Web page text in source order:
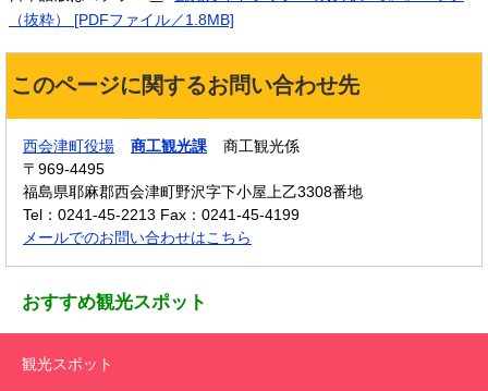
おすすめ観光スポット
観光スポット
（抜粋） [PDFファイル／1.8MB]
このページに関するお問い合わせ先
西会津町役場 商工観光課
商工観光係
〒969-4495
福島県耶麻郡西会津町野沢字下小屋上乙3308番地
Tel：0241-45-2213 Fax：0241-45-4199
メールでのお問い合わせはこちら